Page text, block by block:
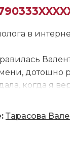
за мудрость
в
дотошно
когда я
анализов и
часа,
Тарасова